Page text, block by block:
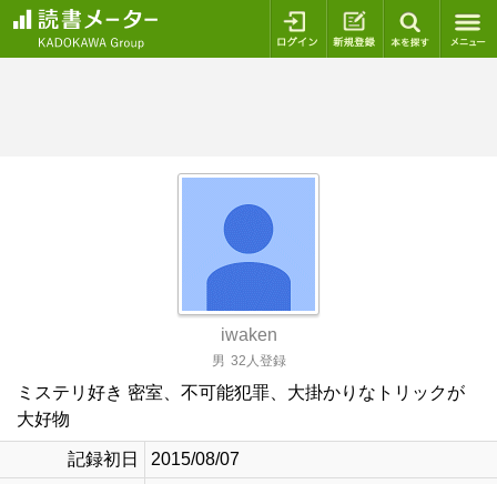
ログイン 新規登録
iwaken
男 32人登録
ミステリ好き 密室、不可能犯罪、大掛かりなトリックが
大好物
記録初日
2015/08/07